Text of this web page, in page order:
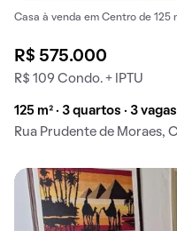
Casa à venda em Centro de 125
R$ 575.000
R$ 109 Condo. + IPTU
125 m² · 3 quartos · 3 vagas
Rua Prudente de Moraes,